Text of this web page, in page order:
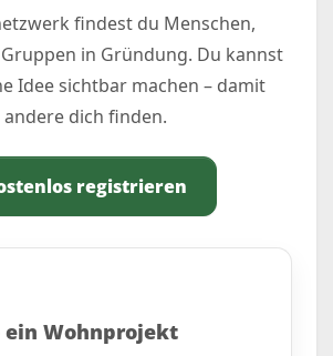
findest du Menschen,
in Gründung. Du kannst
Idee sichtbar machen – damit
andere dich finden.
registrieren
ein Wohnprojekt